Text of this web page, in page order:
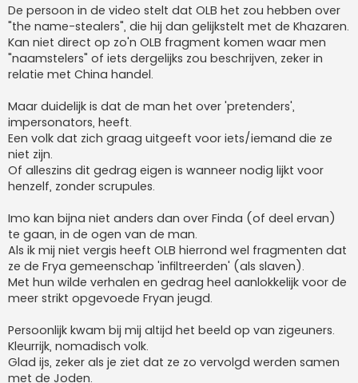
De persoon in de video stelt dat OLB het zou hebben over
"the name-stealers", die hij dan gelijkstelt met de Khazaren.
Kan niet direct op zo'n OLB fragment komen waar men
"naamstelers" of iets dergelijks zou beschrijven, zeker in
relatie met China handel.
Maar duidelijk is dat de man het over 'pretenders',
impersonators, heeft.
Een volk dat zich graag uitgeeft voor iets/iemand die ze
niet zijn.
Of alleszins dit gedrag eigen is wanneer nodig lijkt voor
henzelf, zonder scrupules.
Imo kan bijna niet anders dan over Finda (of deel ervan)
te gaan, in de ogen van de man.
Als ik mij niet vergis heeft OLB hierrond wel fragmenten dat
ze de Frya gemeenschap 'infiltreerden' (als slaven).
Met hun wilde verhalen en gedrag heel aanlokkelijk voor de
meer strikt opgevoede Fryan jeugd.
Persoonlijk kwam bij mij altijd het beeld op van zigeuners.
Kleurrijk, nomadisch volk.
Glad ijs, zeker als je ziet dat ze zo vervolgd werden samen
met de Joden.